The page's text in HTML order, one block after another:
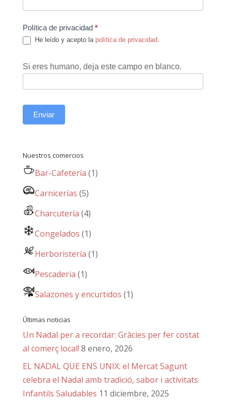
Política de privacidad *
He leído y acepto la política de privacidad
Si eres humano, deja este campo en blanco.
Enviar
Nuestros comercios
Bar-Cafetería (1)
Carnicerías (5)
Charcutería (4)
Congelados (1)
Herboristería (1)
Pescaderia (1)
Salazones y encurtidos (1)
Últimas noticias
Un Nadal per a recordar: Gràcies per fer costat
al comerç local! 8 enero, 2026
EL NADAL QUE ENS UNIX: el Mercat Sagunt
celebra el Nadal amb tradició, sabor i activitats
Infantils Saludables 11 diciembre, 2025